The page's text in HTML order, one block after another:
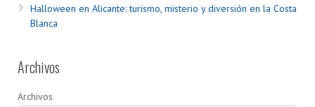
Halloween en Alicante: turismo, misterio y diversión en la Costa
Blanca
Archivos
Archivos